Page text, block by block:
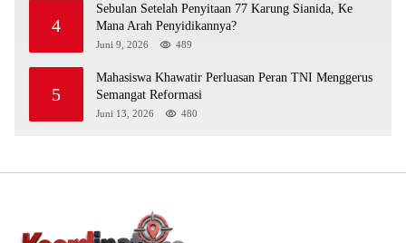
4
Sebulan Setelah Penyitaan 77 Karung Sianida, Ke
Mana Arah Penyidikannya?
Juni 9, 2026 489
5
Mahasiswa Khawatir Perluasan Peran TNI Menggerus
Semangat Reformasi
Juni 13, 2026 480